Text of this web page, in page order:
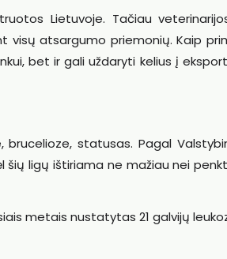
Lietuvoje. Tačiau
atsargumo priemonių. Kaip
bet ir gali uždaryti kelius į
brucelioze, statusas. Pagal
ligų ištiriama ne mažiau nei
metais nustatytas 21 galvijų